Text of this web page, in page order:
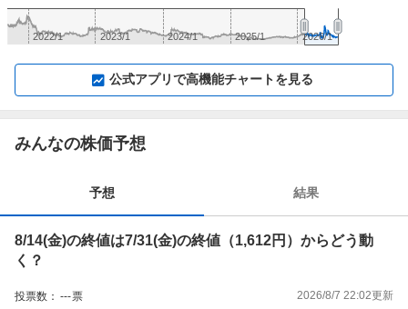
2023/1 2025/1
2022/1 2024/1 2026/1
公式アプリで高機能チャートを見る
みんなの株価予想
予想 結果
8/14(金)の終値は7/31(金)の終値（1,612円）からどう動
く？
投票数： ---票 2026/8/7 22:02更新